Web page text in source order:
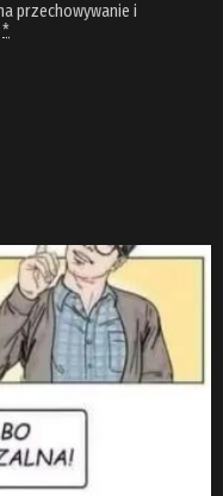
przechowywanie i
*